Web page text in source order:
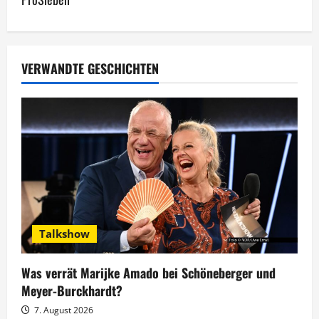
r
g
s
n
v
i
g
a
VERWANDTE GESCHICHTEN
Talkshow
Was verrät Marijke Amado bei Schöneberger und
Meyer-Burckhardt?
7. August 2026